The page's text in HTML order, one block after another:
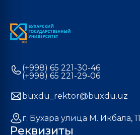
(+998) 65 221-30-46
(+998) 65 221-29-06
buxdu_rektor@buxdu.uz
г. Бухара улица М. Икбала, 11
Реквизиты